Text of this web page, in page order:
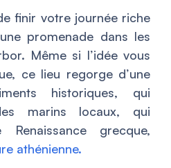
finir votre journée riche
promenade dans les
Même si l’idée vous
ce lieu regorge d’une
historiques, qui
marins locaux, qui
grecque,
athénienne.